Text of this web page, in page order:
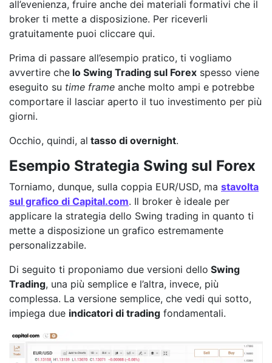
all’evenienza, fruire anche dei materiali formativi che il
broker ti mette a disposizione. Per riceverli
gratuitamente puoi cliccare qui.
Prima di passare all’esempio pratico, ti vogliamo
avvertire che lo Swing Trading sul Forex spesso viene
eseguito su time frame anche molto ampi e potrebbe
comportare il lasciar aperto il tuo investimento per più
giorni.
Occhio, quindi, al tasso di overnight.
Esempio Strategia Swing sul Forex
Torniamo, dunque, sulla coppia EUR/USD, ma stavolta
sul grafico di Capital.com. Il broker è ideale per
applicare la strategia dello Swing trading in quanto ti
mette a disposizione un grafico estremamente
personalizzabile.
Di seguito ti proponiamo due versioni dello Swing
Trading, una più semplice e l’altra, invece, più
complessa. La versione semplice, che vedi qui sotto,
impiega due indicatori di trading fondamentali.